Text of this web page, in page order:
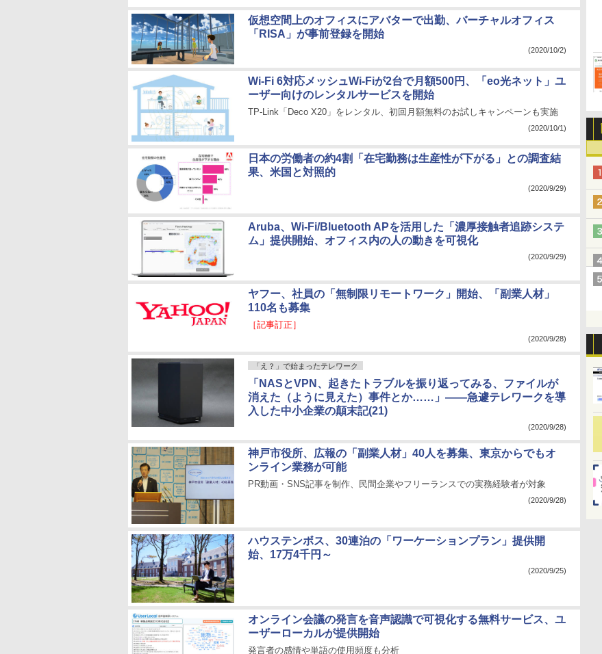
仮想空間上のオフィスにアバターで出勤、バーチャルオフィス
「RISA」が事前登録を開始
(2020/10/2)
Wi-Fi 6対応メッシュWi-Fiが2台で月額500円、「eo光ネット」ユ
ーザー向けのレンタルサービスを開始
TP-Link「Deco X20」をレンタル、初回月額無料のお試しキャンペーンも実施
(2020/10/1)
日本の労働者の約4割「在宅勤務は生産性が下がる」との調査結
果、米国と対照的
(2020/9/29)
Aruba、Wi-Fi/Bluetooth APを活用した「濃厚接触者追跡システ
ム」提供開始、オフィス内の人の動きを可視化
(2020/9/29)
ヤフー、社員の「無制限リモートワーク」開始、「副業人材」
110名も募集
［記事訂正］
(2020/9/28)
「え？」で始まったテレワーク
「NASとVPN、起きたトラブルを振り返ってみる、ファイルが
消えた（ように見えた）事件とか……」――急遽テレワークを導
入した中小企業の顛末記(21)
(2020/9/28)
神戸市役所、広報の「副業人材」40人を募集、東京からでもオ
ンライン業務が可能
PR動画・SNS記事を制作、民間企業やフリーランスでの実務経験者が対象
(2020/9/28)
ハウステンボス、30連泊の「ワーケーションプラン」提供開
始、17万4千円～
(2020/9/25)
オンライン会議の発言を音声認識で可視化する無料サービス、ユ
ーザーローカルが提供開始
発言者の感情や単語の使用頻度も分析